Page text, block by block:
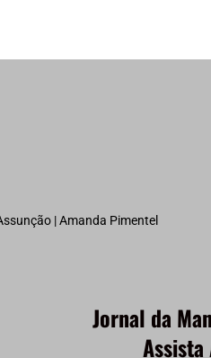
| Amanda Pimentel
Jornal da
Assista